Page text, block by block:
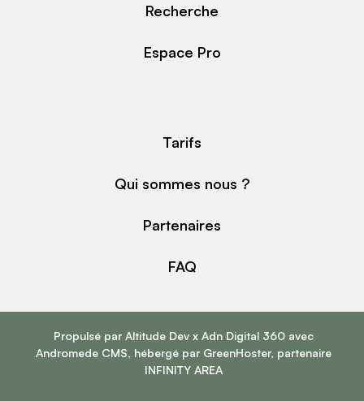
Recherche
Espace Pro
Tarifs
Qui sommes nous ?
Partenaires
FAQ
Propulsé par Altitude Devx Adn Digital 360avec
Andromede CMS, hébergé par GreenHoster, partenaire
INFINITY AREA